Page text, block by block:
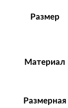
у
в
Размер
Материал
Размерная